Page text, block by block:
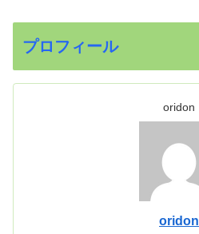
プロフィール
oridon
oridon